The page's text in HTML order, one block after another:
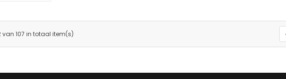
van 107 in totaal item(s)